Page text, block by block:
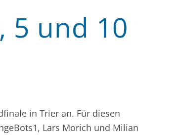
5 und 10
in Trier an. Für diesen
Lars Morich und Milian